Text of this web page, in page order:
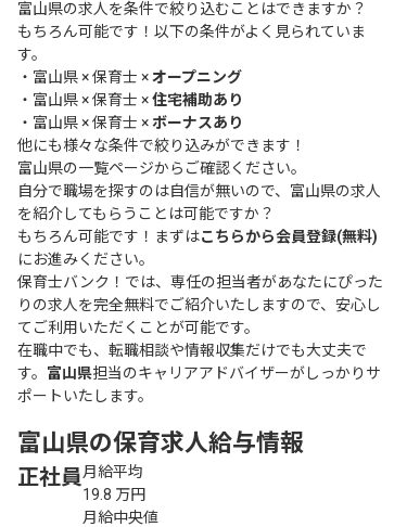
富山県の求人を条件で絞り込むことはできますか？
もちろん可能です！以下の条件がよく見られていま
す。
・ 富山県 × 保育士 ×オープニング
・ 富山県 × 保育士 ×住宅補助あり
・ 富山県 × 保育士 ×ボーナスあり
他にも様々な条件で絞り込みができます！
富山県の一覧ページからご確認ください。
自分で職場を探すのは自信が無いので、富山県の求人
を紹介してもらうことは可能ですか？
もちろん可能です！まずはこちらから会員登録(無料)
にお進みください。
保育士バンク！では、専任の担当者があなたにぴった
りの求人を完全無料でご紹介いたしますので、安心し
てご利用いただくことが可能です。
在職中でも、転職相談や情報収集だけでも大丈夫で
す。 富山県担当のキャリアアドバイザーがしっかりサ
ポートいたします。
富山県の保育求人給与情報
正社員月給平均
19.8 万円
月給中央値